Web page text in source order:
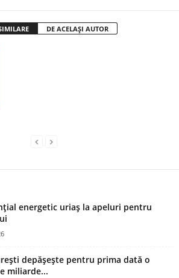
DE ACELAȘI AUTOR
energetic uriaș la apeluri pentru
depășește pentru prima dată o
miliarde...